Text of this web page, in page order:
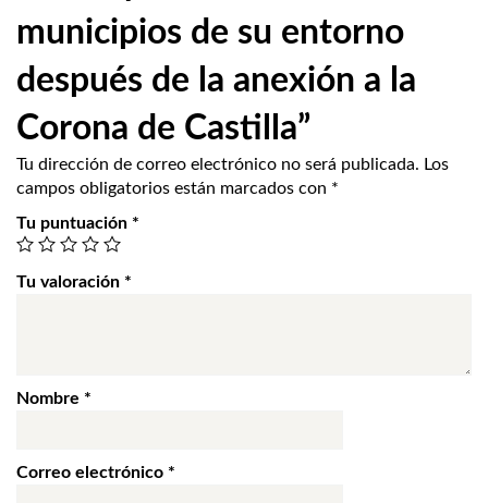
municipios de su entorno
después de la anexión a la
Corona de Castilla”
Tu dirección de correo electrónico no será publicada. Los
campos obligatorios están marcados con *
Tu puntuación *
Tu valoración *
Nombre *
Correo electrónico *